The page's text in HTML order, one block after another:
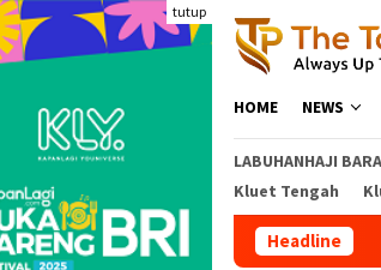
Loncat
ke
konten
tutup
HOME NEWS
LABUHANHAJI
Kluet Tengah
Headline